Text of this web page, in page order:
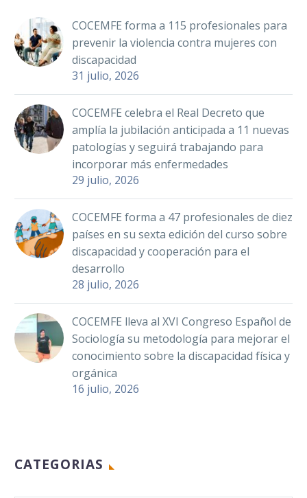
a COCEMFE, urge a
revisar el modelo de
atención
sociosanitario…
COCEMFE forma a 115 profesionales para
prevenir la violencia contra mujeres con
discapacidad
31 julio, 2026
COCEMFE celebra el Real Decreto que
amplía la jubilación anticipada a 11 nuevas
patologías y seguirá trabajando para
incorporar más enfermedades
29 julio, 2026
COCEMFE forma a 47 profesionales de diez
países en su sexta edición del curso sobre
discapacidad y cooperación para el
desarrollo
28 julio, 2026
COCEMFE lleva al XVI Congreso Español de
Sociología su metodología para mejorar el
conocimiento sobre la discapacidad física y
orgánica
16 julio, 2026
CATEGORIAS